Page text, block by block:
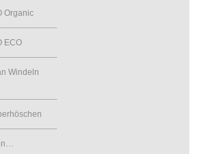
Organic
ECO
Windeln